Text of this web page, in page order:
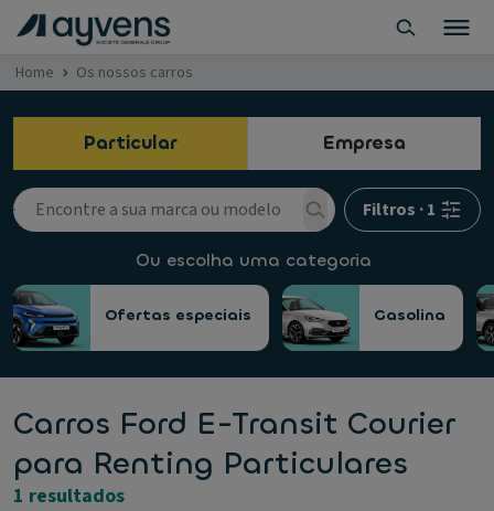
Home Os nossos carros
Particular Empresa
Filtros ·1
Ou escolha uma categoria
Ofertas especiais Gasolina
Carros Ford E-Transit Courier
para Renting Particulares
1 resultados